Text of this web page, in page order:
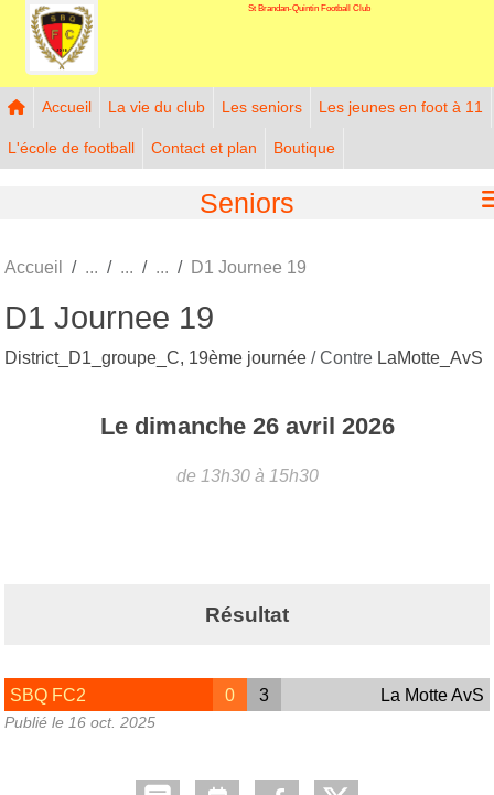
St Brandan-Quintin Football Club
Accueil La vie du club Les seniors Les jeunes en foot à 11
L'école de football Contact et plan Boutique
Seniors
Accueil D1 Journee 19
D1 Journee 19
District_D1_groupe_C, 19ème journée / Contre LaMotte_AvS
Le dimanche 26 avril 2026
de 13h30 à 15h30
Résultat
SBQ FC2 0 3 La Motte AvS
Publié le 16 oct. 2025
Panneau de gestion des cookies